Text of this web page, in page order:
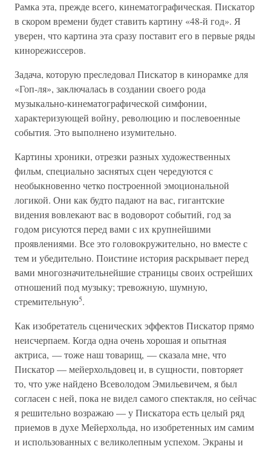
Рамка эта, прежде всего, кинематографическая. Пискатор
в скором времени будет ставить картину «48-й год». Я
уверен, что картина эта сразу поставит его в первые ряды
кинорежиссеров.
Задача, которую преследовал Пискатор в кинорамке для
«Гоп-ля», заключалась в создании своего рода
музыкально-кинематографической симфонии,
характеризующей войну, революцию и послевоенные
события. Это выполнено изумительно.
Картины хроники, отрезки разных художественных
фильм, специально заснятых сцен чередуются с
необыкновенно четко построенной эмоциональной
логикой. Они как будто падают на вас, гигантские
видения вовлекают вас в водоворот событий, год за
годом рисуются перед вами с их крупнейшими
проявлениями. Все это головокружительно, но вместе с
тем и убедительно. Поистине история раскрывает перед
вами многозначительнейшие страницы своих острейших
отношений под музыку; тревожную, шумную,
стремительную5.
Как изобретатель сценических эффектов Пискатор прямо
неисчерпаем. Когда одна очень хорошая и опытная
актриса, — тоже наш товарищ, — сказала мне, что
Пискатор — мейерхольдовец и, в сущности, повторяет
то, что уже найдено Всеволодом Эмильевичем, я был
согласен с ней, пока не видел самого спектакля, но сейчас
я решительно возражаю — у Пискатора есть целый ряд
приемов в духе Мейерхольда, но изобретенных им самим
и использованных с великолепным успехом. Экраны и